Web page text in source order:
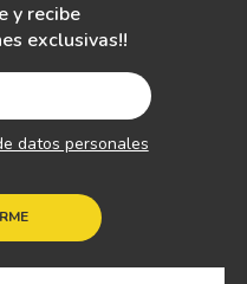
y recibe
exclusivas!!
datos personales